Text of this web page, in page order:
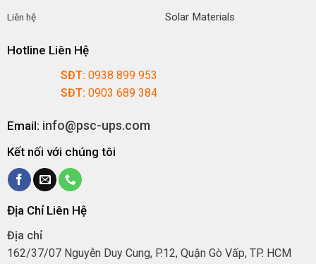
Liên hệ
Solar Materials
Hotline Liên Hệ
SĐT: 0938 899 953
SĐT: 0903 689 384
Email: info@psc-ups.com
Kết nối với chúng tôi
Địa Chỉ Liên Hệ
Địa chỉ
162/37/07 Nguyễn Duy Cung, P.12, Quận Gò Vấp, TP. HCM